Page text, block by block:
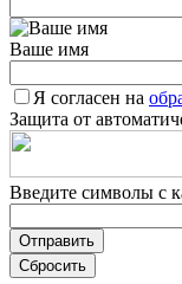
Ваше имя
Я согласен на
Защита от
Введите символы с